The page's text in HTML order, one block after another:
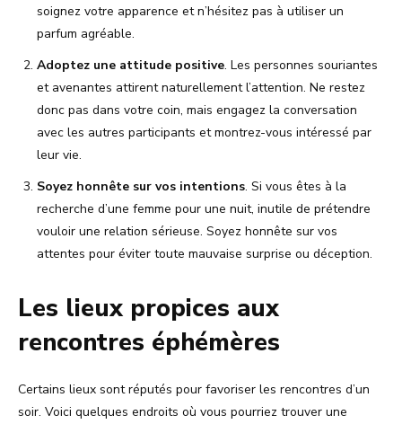
soignez votre apparence et n’hésitez pas à utiliser un
parfum agréable.
Adoptez une attitude positive. Les personnes souriantes
et avenantes attirent naturellement l’attention. Ne restez
donc pas dans votre coin, mais engagez la conversation
avec les autres participants et montrez-vous intéressé par
leur vie.
Soyez honnête sur vos intentions. Si vous êtes à la
recherche d’une femme pour une nuit, inutile de prétendre
vouloir une relation sérieuse. Soyez honnête sur vos
attentes pour éviter toute mauvaise surprise ou déception.
Les lieux propices aux
rencontres éphémères
Certains lieux sont réputés pour favoriser les rencontres d’un
soir. Voici quelques endroits où vous pourriez trouver une